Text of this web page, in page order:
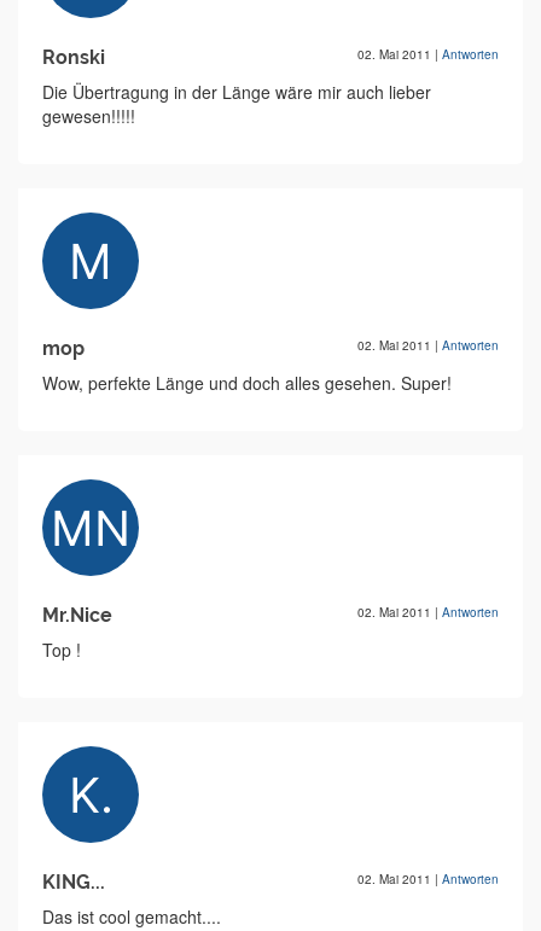
Ronski 02. Mai 2011 | Antworten
Die Übertragung in der Länge wäre mir auch lieber
gewesen!!!!!
mop 02. Mai 2011 | Antworten
Wow, perfekte Länge und doch alles gesehen. Super!
Mr.Nice 02. Mai 2011 | Antworten
Top !
KING... 02. Mai 2011 | Antworten
Das ist cool gemacht....